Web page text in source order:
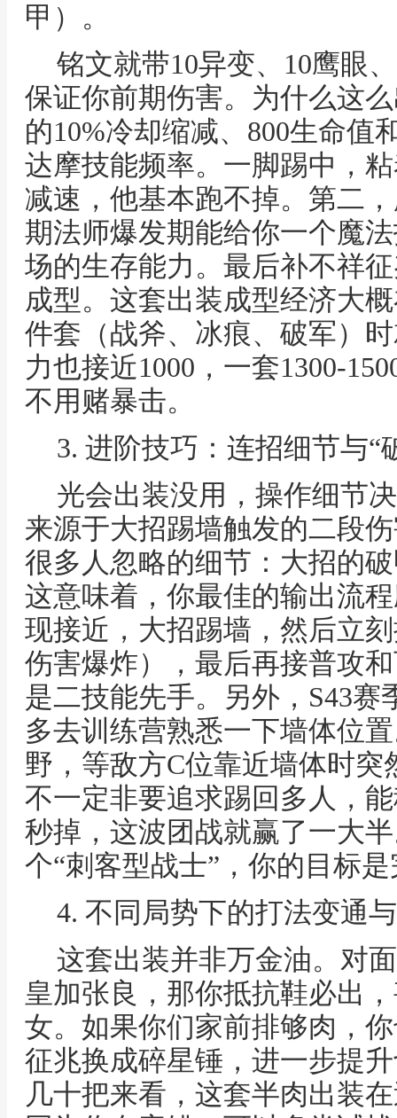
甲）。
铭文就带10异变、10鹰眼
保证你前期伤害。为什么这
的10%冷却缩减、800生命值
达摩技能频率。一脚踢中，
减速，他基本跑不掉。第二
期法师爆发期能给你一个魔
场的生存能力。最后补不祥
成型。这套出装成型经济大
件套（战斧、冰痕、破军）
力也接近1000，一套1300-
不用赌暴击。
3. 进阶技巧：连招细节与“
光会出装没用，操作细节
来源于大招踢墙触发的二段
很多人忽略的细节：大招的
这意味着，你最佳的输出流
现接近，大招踢墙，然后立
伤害爆炸），最后再接普攻
是二技能先手。另外，S43
多去训练营熟悉一下墙体位
野，等敌方C位靠近墙体时
不一定非要追求踢回多人，
秒掉，这波团战就赢了一大
个“刺客型战士”，你的目标
4. 不同局势下的打法变通
这套出装并非万金油。对
皇加张良，那你抵抗鞋必出
女。如果你们家前排够肉，
征兆换成碎星锤，进一步提
几十把来看，这套半肉出装